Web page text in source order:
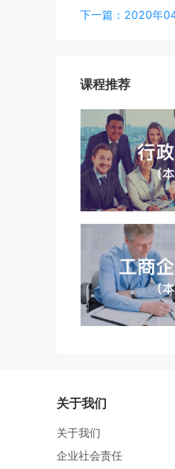
下一篇：2020年
课程推荐
关于我们
关于我们
企业社会责任